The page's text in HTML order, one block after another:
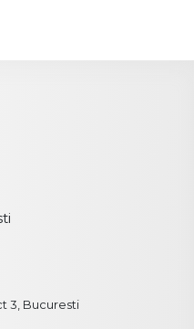
3, Bucuresti